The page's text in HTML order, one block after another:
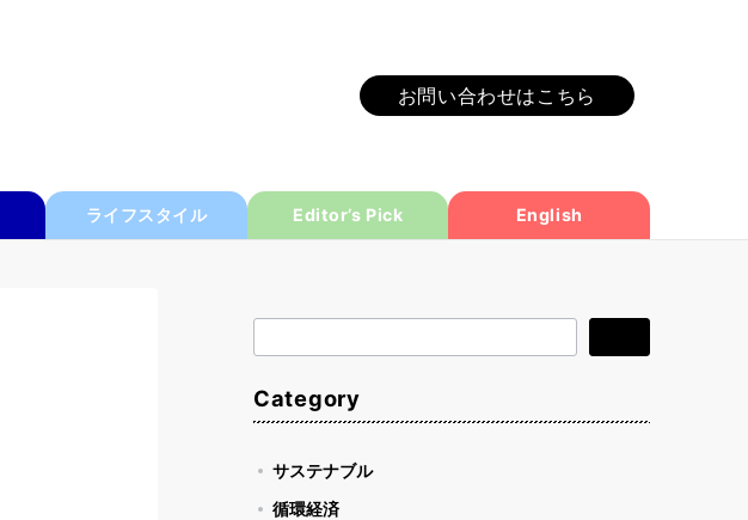
お問い合わせはこちら
ライフスタイル Editor’s Pick English
索
Category
サステナブル
循環経済